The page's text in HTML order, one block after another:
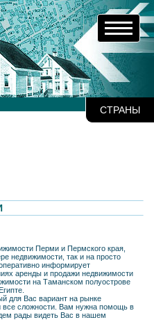
СТРАНЫ
Перми и Пермского края,
недвижимости, так и на просто
информирует
аренды и продажи недвижимости
на Таманском полуострове
для Вас вариант на рынке
все сложности. Вам нужна помощь в
рады видеть Вас в нашем